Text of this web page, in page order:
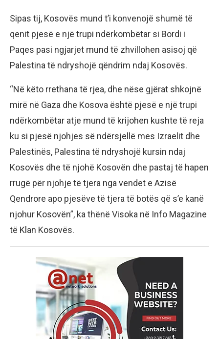
Sipas tij, Kosovës mund t’i konvenojë shumë të
qenit pjesë e një trupi ndërkombëtar si Bordi i
Paqes pasi ngjarjet mund të zhvillohen asisoj që
Palestina të ndryshojë qëndrim ndaj Kosovës.
“Në këto rrethana të rjea, dhe nëse gjërat shkojnë
mirë në Gaza dhe Kosova është pjesë e një trupi
ndërkombëtar atje mund të krijohen kushte të reja
ku si pjesë njohjes së ndërsjellë mes Izraelit dhe
Palestinës, Palestina të ndryshojë kursin ndaj
Kosovës dhe të njohë Kosovën dhe pastaj të hapen
rrugë për njohje të tjera nga vendet e Azisë
Qendrore apo pjesëve të tjera të botës që s’e kanë
njohur Kosovën”, ka thënë Visoka në Info Magazine
të Klan Kosovës.